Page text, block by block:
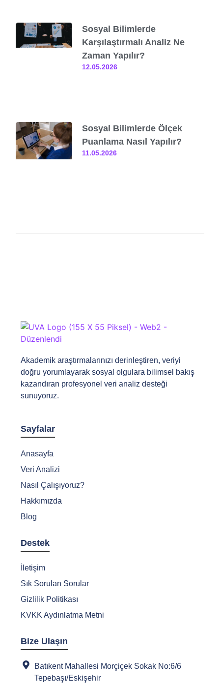
Sosyal Bilimlerde
Karşılaştırmalı Analiz Ne
Zaman Yapılır?
12.05.2026
Sosyal Bilimlerde Ölçek
Puanlama Nasıl Yapılır?
11.05.2026
Akademik araştırmalarınızı derinleştiren, veriyi
doğru yorumlayarak sosyal olgulara bilimsel bakış
kazandıran profesyonel veri analiz desteği
sunuyoruz.
Sayfalar
Anasayfa
Veri Analizi
Nasıl Çalışıyoruz?
Hakkımızda
Blog
Destek
İletişim
Sık Sorulan Sorular
Gizlilik Politikası
KVKK Aydınlatma Metni
Bize Ulaşın
Batıkent Mahallesi Morçiçek Sokak No:6/6
Tepebaşı/Eskişehir